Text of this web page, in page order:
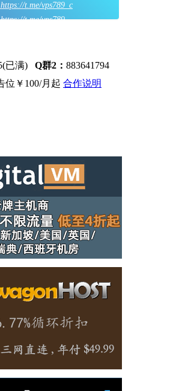
https://t.me/vps789_c
t.me/vps789
已满) Q群2： 883641794
位￥100/月起 合作说明